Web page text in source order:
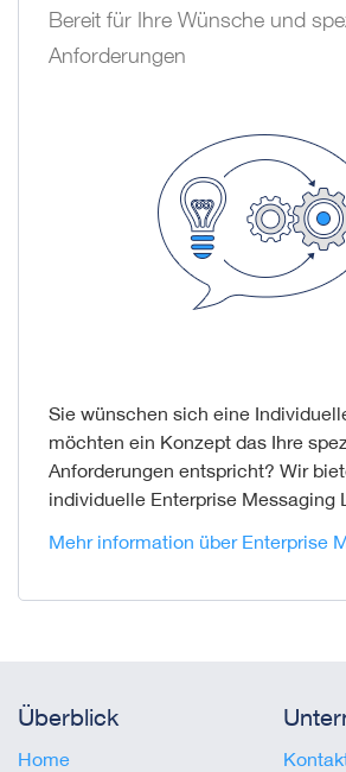
Bereit für Ihre Wünsche und
Anforderungen
Sie wünschen sich eine
möchten ein Konzept das Ihre
Anforderungen entspricht? Wir
individuelle Enterprise Messaging
Mehr information über Enterprise
Überblick
Home